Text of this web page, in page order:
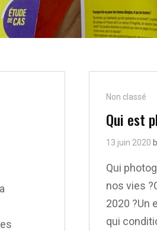
Cat
Links
Non classé
Qui est
13 juin 2020
Qui
nos vies
2020 ?Un
qui